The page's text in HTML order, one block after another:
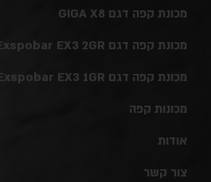
מכונת קפה דגם GIGA X8
מכונת קפה דגם Exspobar EX3 2GR
מכונת קפה דגם Exspobar EX3 1GR
מכונות קפה
אודות
צור קשר